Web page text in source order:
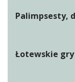
Palimpsesty,
Łotewskie